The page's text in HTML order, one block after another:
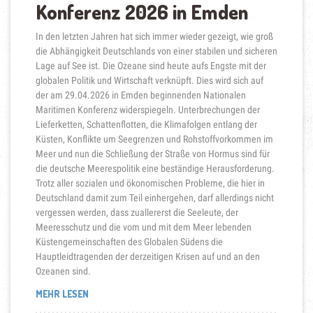
Konferenz 2026 in Emden
In den letzten Jahren hat sich immer wieder gezeigt, wie groß
die Abhängigkeit Deutschlands von einer stabilen und sicheren
Lage auf See ist. Die Ozeane sind heute aufs Engste mit der
globalen Politik und Wirtschaft verknüpft. Dies wird sich auf
der am 29.04.2026 in Emden beginnenden Nationalen
Maritimen Konferenz widerspiegeln. Unterbrechungen der
Lieferketten, Schattenflotten, die Klimafolgen entlang der
Küsten, Konflikte um Seegrenzen und Rohstoffvorkommen im
Meer und nun die Schließung der Straße von Hormus sind für
die deutsche Meerespolitik eine beständige Herausforderung.
Trotz aller sozialen und ökonomischen Probleme, die hier in
Deutschland damit zum Teil einhergehen, darf allerdings nicht
vergessen werden, dass zuallererst die Seeleute, der
Meeresschutz und die vom und mit dem Meer lebenden
Küstengemeinschaften des Globalen Südens die
Hauptleidtragenden der derzeitigen Krisen auf und an den
Ozeanen sind.
MEHR LESEN„FÜR